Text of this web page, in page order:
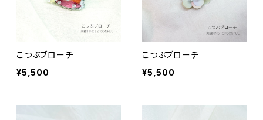
こつぶブローチ
¥5,500
こつぶブローチ
¥5,500